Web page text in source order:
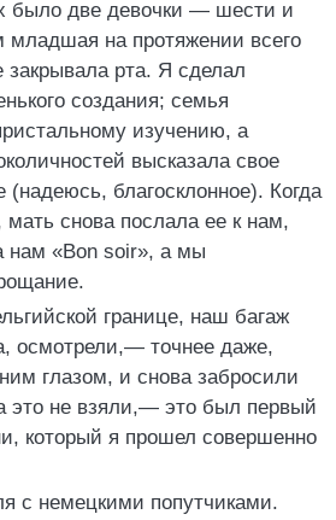
было две девочки — шести и
младшая на протяжении всего
закрывала рта. Я сделал
создания; семья
изучению, а
высказала свое
(надеюсь, благосклонное). Когда
мать снова послала ее к нам,
нам «Bon soir», а мы
границе, наш багаж
осмотрели,— точнее даже,
глазом, и снова забросили
это не взяли,— это был первый
который я прошел совершенно
с немецкими попутчиками.